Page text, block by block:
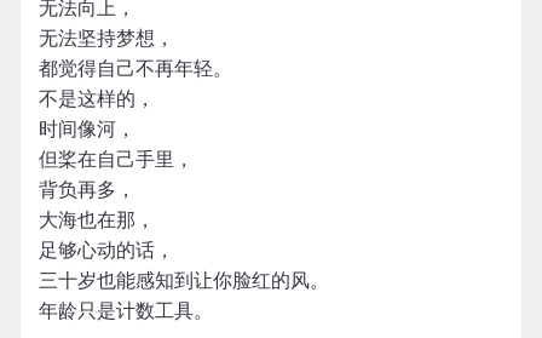
无法向上，
无法坚持梦想，
都觉得自己不再年轻。
不是这样的，
时间像河，
但桨在自己手里，
背负再多，
大海也在那，
足够心动的话，
三十岁也能感知到让你脸红的风。
年龄只是计数工具。